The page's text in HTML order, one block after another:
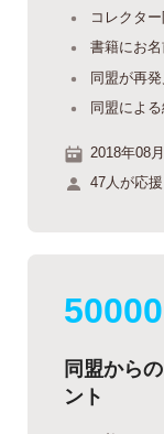
コレクタ
書籍にお
同盟が再
同盟によ
2018年08
47人が応援
50000
同盟から
ント